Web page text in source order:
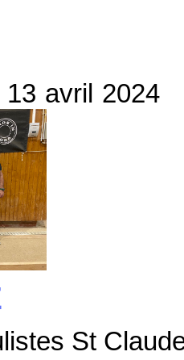
4 13 avril
St